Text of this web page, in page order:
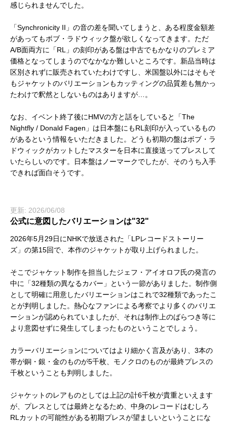
感じられませんでした。
「Synchronicity II」の音の差を聞いてしまうと、ある程度金額差
があってもボブ・ラドウィック盤が欲しくなってきます。ただ
A/B面両方に「RL」の刻印がある盤は中古でもかなりのプレミア
価格となってしまうのでなかなか難しいところです。新品当時は
区別されずに販売されていたわけですし、米国盤以外にはそもそ
もジャケットのバリエーションもカッティングの品質差も無かっ
たわけで釈然としないものはありますが…。
なお、イベント終了後にHMVの方と話をしていると「The
Nightfly / Donald Fagen」は日本盤にもRL刻印が入っているもの
があるという情報をいただきました。どうも初期の盤はボブ・ラ
ドウィックがカットしたマスターを日本に直接送ってプレスして
いたらしいのです。日本盤はノーマークでしたが、そのうち入手
できれば面白そうです。
更新: 2026/06/08
公式に意図したバリエーションは"32"
2026年5月29日にNHKで放送された「LPレコードストーリー
ズ」の第15回で、本作のジャケットが取り上げられました。
そこでジャケット制作を担当したジェフ・アイオロフ氏の発言の
中に「32種類の異なるカバー」という一節がありました。制作側
として明確に用意したバリエーションはこれで32種類であったこ
とが判明しました。熱心なファンによる考察でより多くのバリエ
ーションが認められていましたが、それは制作上のばらつき等に
より意図せずに発生してしまったものということでしょう。
カラーバリエーションについてはより細かく言及があり、3本の
帯が銅・銀・金のものが5千枚、モノクロのものが最終プレスの
千枚ということも判明しました。
ジャケットのレアものとしては上記の計6千枚が貴重といえます
が、プレスとしては最終となるため、中身のレコードはむしろ
RLカットの可能性がある初期プレスが望ましいということにな